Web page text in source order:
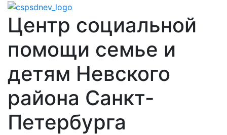
Центр социальной
помощи семье и
детям Невского
района Санкт-
Петербурга